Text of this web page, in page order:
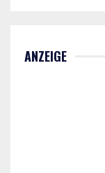
ANZEIGE